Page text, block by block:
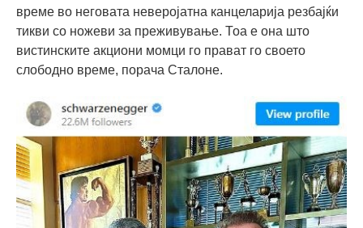
време во неговата неверојатна канцеларија резбајќи
тикви со ножеви за преживување. Тоа е она што
вистинските акциони момци го прават го своето
слободно време, порача Сталоне.